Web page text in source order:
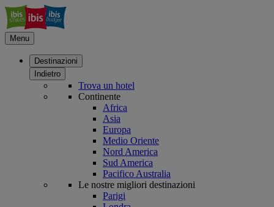
Menu
Destinazioni
Indietro
Trova un hotel
Continente
Africa
Asia
Europa
Medio Oriente
Nord America
Sud America
Pacifico Australia
Le nostre migliori destinazioni
Parigi